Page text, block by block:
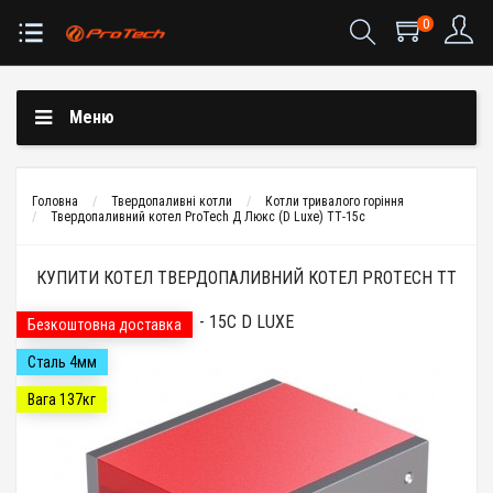
0
Меню
Головна Твердопаливні котли
Котли тривалого горіння
Твердопаливний котел ProTech Д Люкс (D Luxe) ТТ-15с
КУПИТИ КОТЕЛ ТВЕРДОПАЛИВНИЙ КОТЕЛ PROTECH ТТ
- 15С D LUXE
Безкоштовна доставка
Сталь 4мм
Вага 137кг